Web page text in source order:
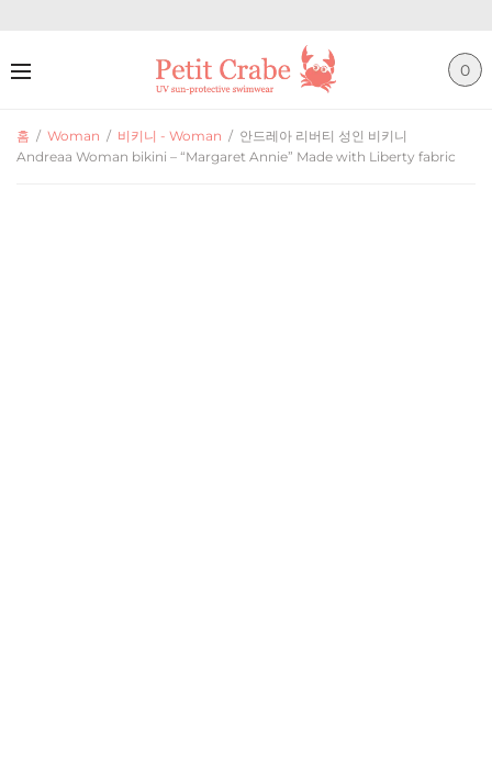
0
홈 / Woman / 비키니 - Woman / 안드레아 리버티 성인 비키니
Andreaa Woman bikini – “Margaret Annie” Made with Liberty fabric